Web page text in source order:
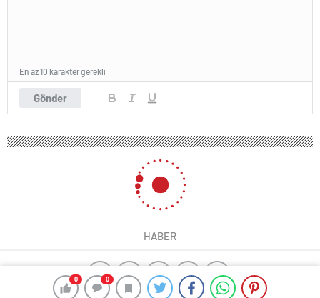
0 0
Gönder
En az 10 karakter gerekli
HABER